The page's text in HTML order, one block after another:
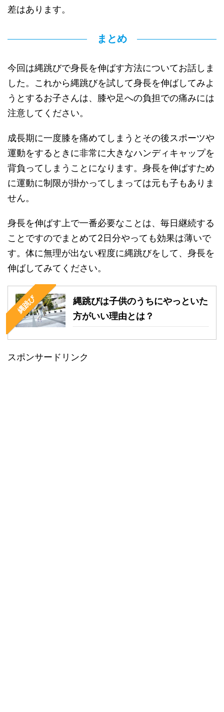
差はあります。
まとめ
今回は縄跳びで身長を伸ばす方法についてお話しま
した。これから縄跳びを試して身長を伸ばしてみよ
うとするお子さんは、膝や足への負担での痛みには
注意してください。
成長期に一度膝を痛めてしまうとその後スポーツや
運動をするときに非常に大きなハンディキャップを
背負ってしまうことになります。身長を伸ばすため
に運動に制限が掛かってしまっては元も子もありま
せん。
身長を伸ばす上で一番必要なことは、毎日継続する
ことですのでまとめて2日分やっても効果は薄いで
す。体に無理が出ない程度に縄跳びをして、身長を
伸ばしてみてください。
縄跳び
縄跳びは子供のうちにやっといた
方がいい理由とは？
スポンサードリンク